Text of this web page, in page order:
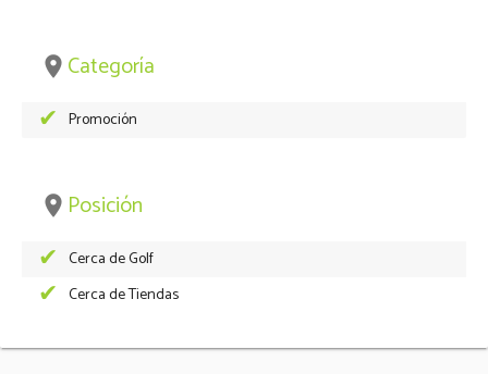
place Categoría
Promoción
place Posición
Cerca de Golf
Cerca de Tiendas